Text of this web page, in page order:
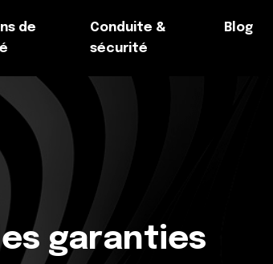
de
Conduite &
sécurité
Blog
garanties